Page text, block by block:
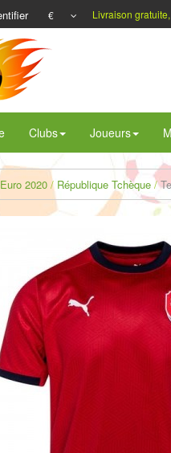
€ Livraison
Clubs Joueurs
2020 République Tchèque